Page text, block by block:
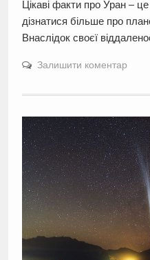
Цікаві факти про Уран –
дізнатися більше про
Внаслідок своєї
Залишити коментар